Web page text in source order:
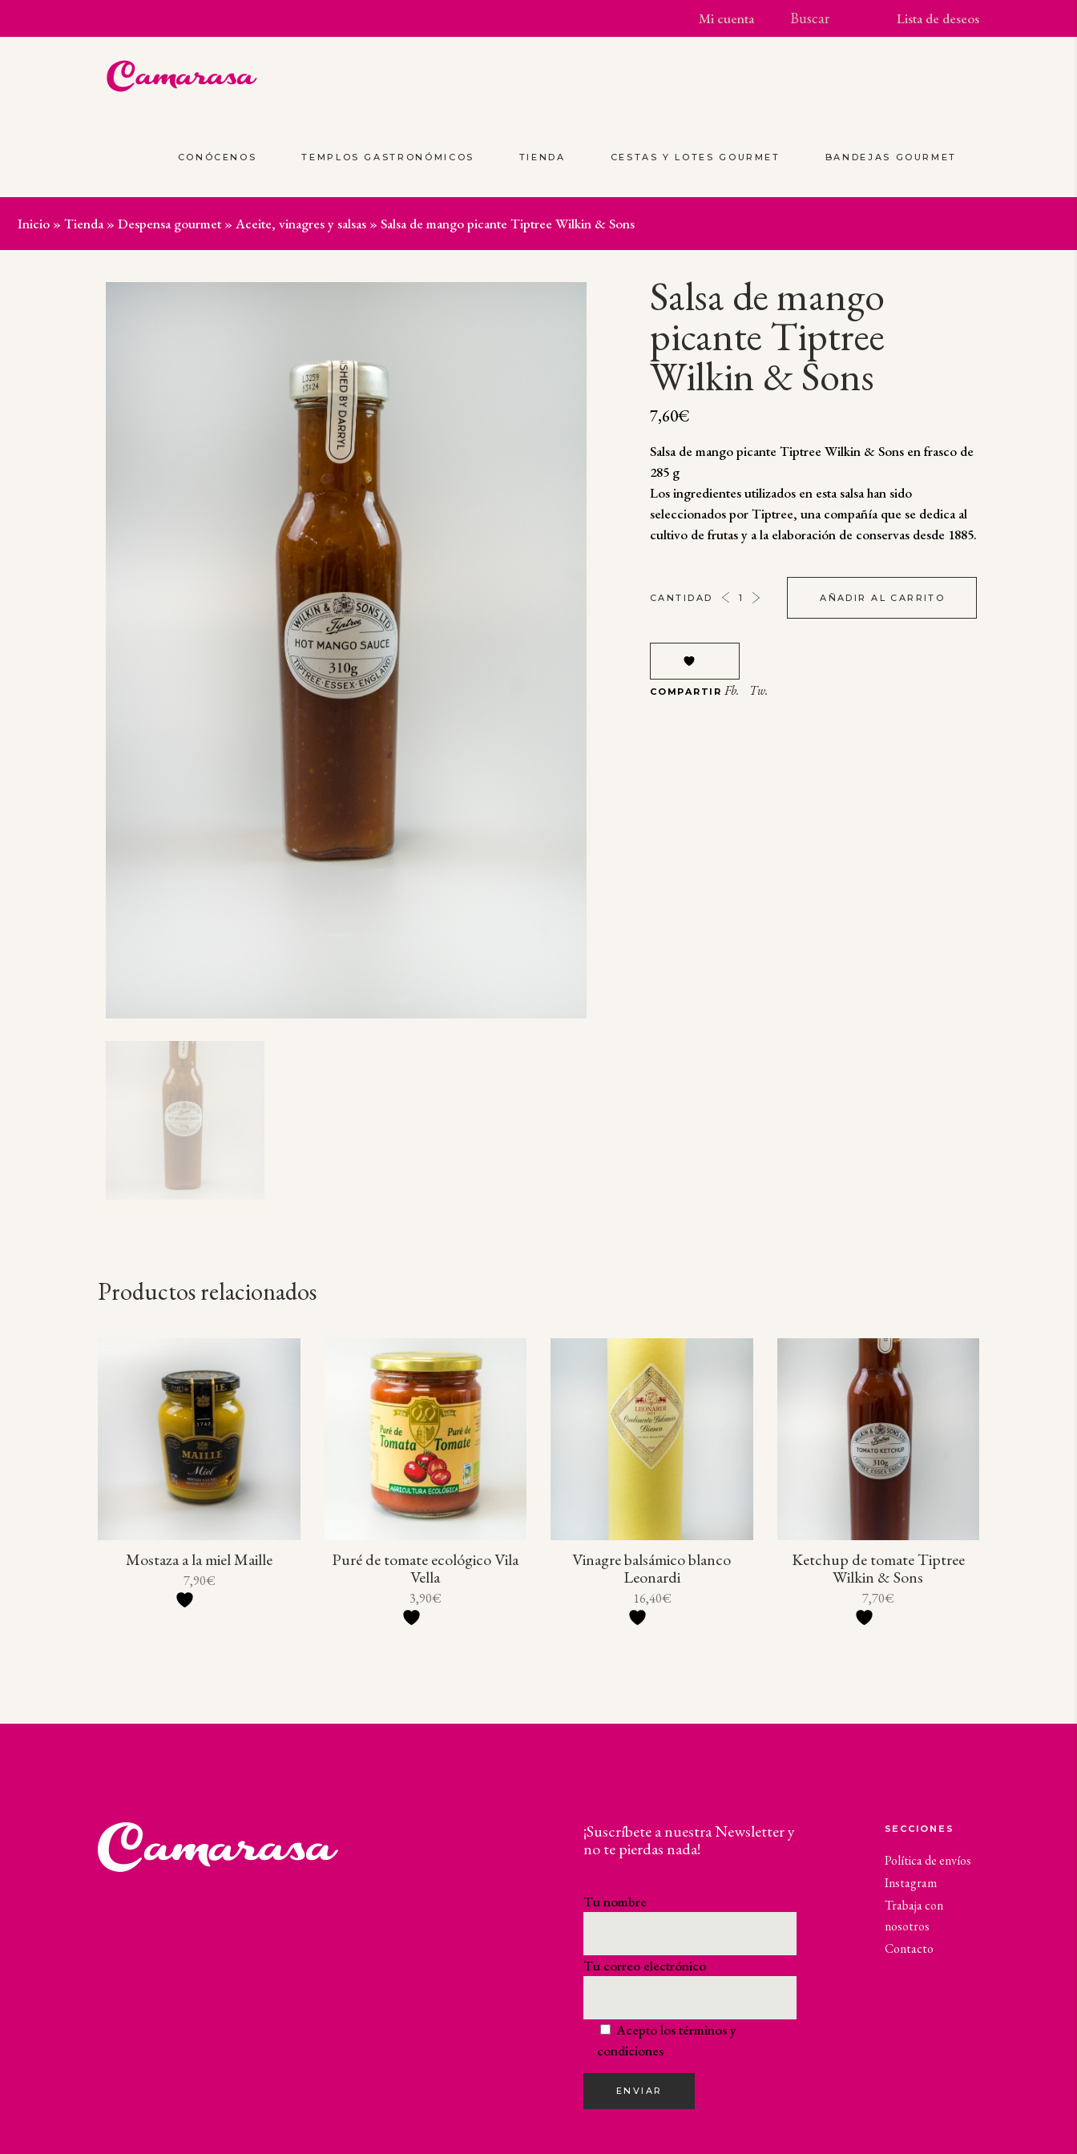
Mi cuenta Lista de deseos
CONÓCENOS TEMPLOS GASTRONÓMICOS TIENDA CESTAS Y LOTES GOURMET BANDEJAS GOURMET
Inicio » Tienda» Despensa gourmet» Aceite, vinagres y salsas » Salsa de mango picante Tiptree Wilkin & Sons
Salsa de mango
picante Tiptree
Wilkin & Sons
7,60€
Salsa de mango picante Tiptree Wilkin & Sons en frasco de
285 g
Los ingredientes utilizados en esta salsa han sido
seleccionados por Tiptree, una compañía que se dedica al
cultivo de frutas y a la elaboración de conservas desde 1885.
SALSA
TIPTREE
CANTIDAD AÑADIR AL CARRITO
COMPARTIR Fb. Tw.
Productos relacionados
Mostaza a la miel Maille
7,90€
Puré de tomate ecológico Vila
Vella
3,90€
Vinagre balsámico blanco
Leonardi
16,40€
Ketchup de tomate Tiptree
Wilkin & Sons
7,70€
¡Suscríbete a nuestra Newsletter y
no te pierdas nada!
Tu nombre
Tu correo electrónico
Acepto lostérminos y
condiciones
ENVIAR
SECCIONES
Política de envíos
Instagram
Trabaja con
nosotros
Contacto